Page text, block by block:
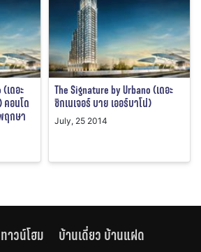
เดอะ
คอนโด
ฤกษา
The Signature by Urbano (เดอะ
ซิกเนเจอร์ บาย เออร์บาโน่)
July, 25 2014
ทาวน์โฮม
บ้านเดี่ยว บ้านแฝด